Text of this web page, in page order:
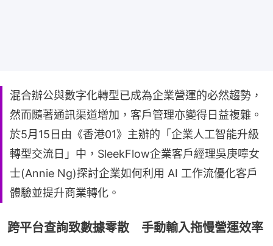
混合辦公與數字化轉型已成為企業營運的必然趨勢，
然而隨著通訊渠道增加，客戶管理亦變得日益複雜。
於5月15日由《香港01》主辦的「企業人工智能升級
轉型交流日」中，SleekFlow企業客戶經理吳庚嚀女
士(Annie Ng)探討企業如何利用 AI 工作流優化客戶
體驗並提升商業轉化。
跨平台查詢致數據零散 手動輸入拖慢營運效率